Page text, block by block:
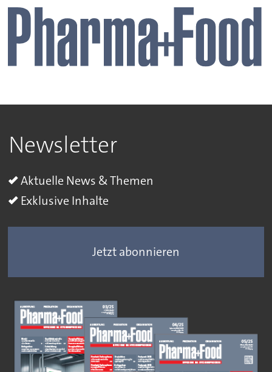
Newsletter
Aktuelle News & Themen
Exklusive Inhalte
Jetzt abonnieren